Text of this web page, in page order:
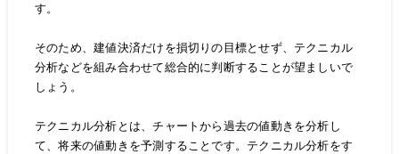
す。
そのため、建値決済だけを損切りの目標とせず、テクニカル
分析などを組み合わせて総合的に判断することが望ましいで
しょう。
テクニカル分析とは、チャートから過去の値動きを分析し
て、将来の値動きを予測することです。テクニカル分析をす